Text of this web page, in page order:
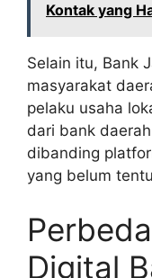
Kontak yang
Selain itu, Bank
masyarakat
pelaku usaha
dari bank
dibanding
yang belum
Digital